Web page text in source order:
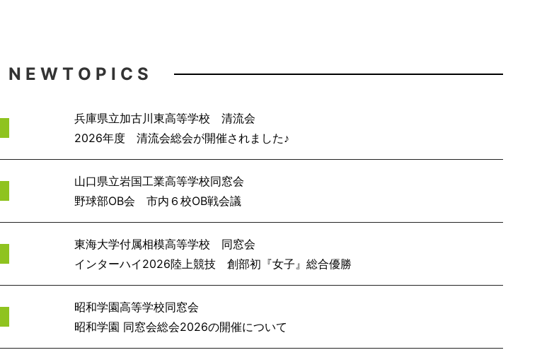
N E W T O P I C S
兵庫県立加古川東高等学校 清流会
2026年度 清流会総会が開催されました♪
山口県立岩国工業高等学校同窓会
野球部OB会 市内６校OB戦会議
東海大学付属相模高等学校 同窓会
インターハイ2026陸上競技 創部初『女子』総合優勝
昭和学園高等学校同窓会
昭和学園 同窓会総会2026の開催について